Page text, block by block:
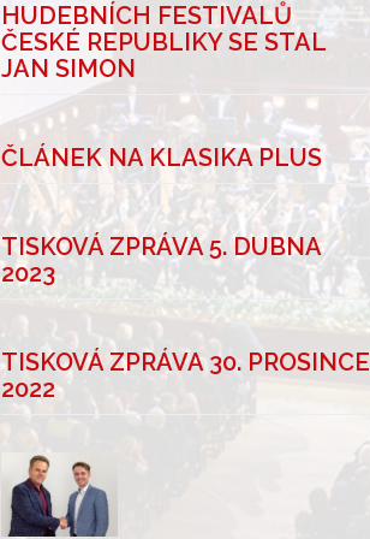
HUDEBNÍCH FESTIVALŮ
ČESKÉ REPUBLIKY SE STAL
JAN SIMON
ČLÁNEK NA KLASIKA PLUS
TISKOVÁ ZPRÁVA 5. DUBNA
2023
TISKOVÁ ZPRÁVA 30. PROSINCE
2022